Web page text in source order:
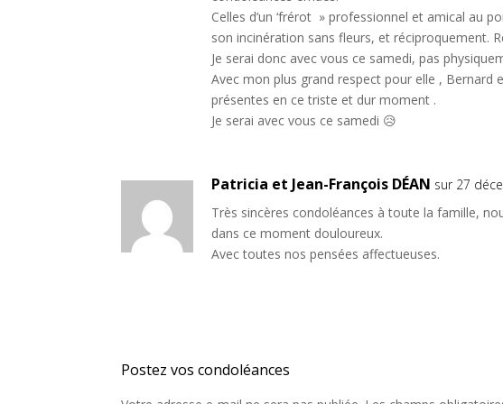
Celles d’un ‘frérot » professionnel et amical au
son incinération sans fleurs, et réciproquement.
Je serai donc avec vous ce samedi, pas
Avec mon plus grand respect pour elle ,
présentes en ce triste et dur moment .
Je serai avec vous ce samedi 😥
Patricia et Jean-François DÉAN sur 27
Très sincères condoléances à toute la famille,
dans ce moment douloureux.
Avec toutes nos pensées affectueuses.